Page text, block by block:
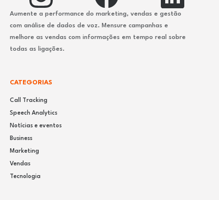
Aumente a performance do marketing, vendas e gestão
com análise de dados de voz. Mensure campanhas e
melhore as vendas com informações em tempo real sobre
todas as ligações.
CATEGORIAS
Call Tracking
Speech Analytics
Notícias e eventos
Business
Marketing
Vendas
Tecnologia